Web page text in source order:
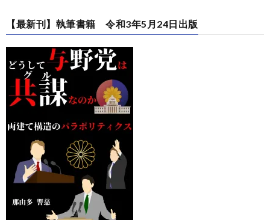
【最新刊】執筆書籍 令和3年5月24日出版